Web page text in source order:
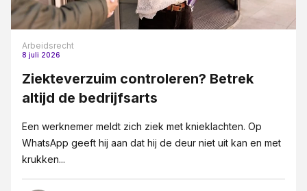
Arbeidsrecht
8 juli 2026
Ziekteverzuim controleren? Betrek
altijd de bedrijfsarts
Een werknemer meldt zich ziek met knieklachten. Op
WhatsApp geeft hij aan dat hij de deur niet uit kan en met
krukken...